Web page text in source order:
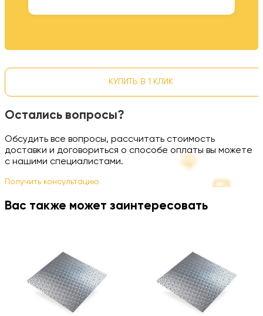
КУПИТЬ В 1 КЛИК
Остались вопросы?
Обсудить все вопросы, рассчитать стоимость
доставки и договориться о способе оплаты вы можете
с нашими специалистами.
Получить консультацию
Вас также может заинтересовать